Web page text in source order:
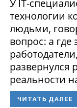
У IT-
технологии
людьми,
вопрос: а где
развернулся
реальности
ЧИТАТЬ ДАЛЕЕ